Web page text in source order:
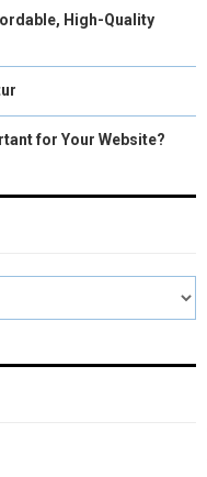
High-Quality
for Your Website?